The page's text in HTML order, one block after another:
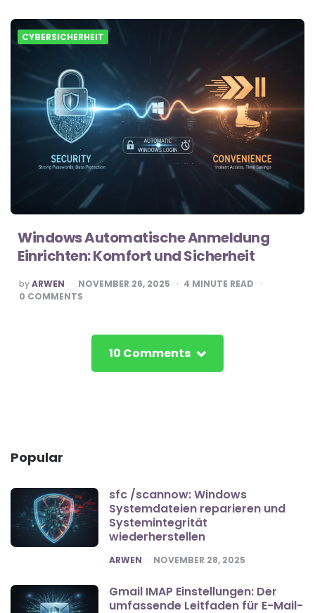
CYBERSICHERHEIT
Windows Automatische Anmeldung
Einrichten: Komfort und Sicherheit
POSTED
BY
byARWEN NOVEMBER 26, 2025 4 MINUTE READ
0 COMMENTS
10 Comments
Popular
sfc /scannow: Windows
Systemdateien reparieren und
Systemintegrität
wiederherstellen
POSTED
ARWEN NOVEMBER 28, 2025
Gmail IMAP Einstellungen: Der
umfassende Leitfaden für E-Mail-